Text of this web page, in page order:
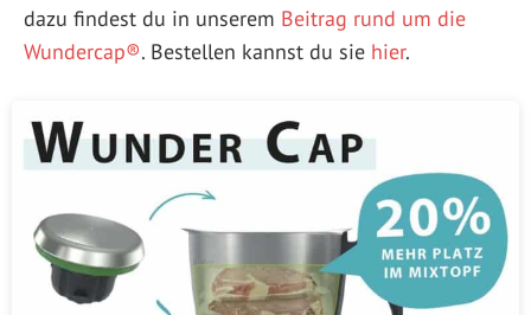
dazu findest du in unserem Beitrag rund um die
Wundercap®. Bestellen kannst du sie hier.